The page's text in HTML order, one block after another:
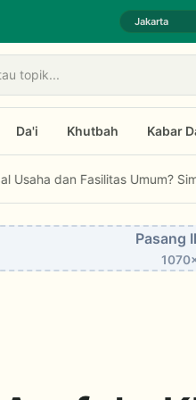
Pilih daerah
Da'i Khutbah Kabar
Menjawab Isu Strategis Bangsa
Pasang